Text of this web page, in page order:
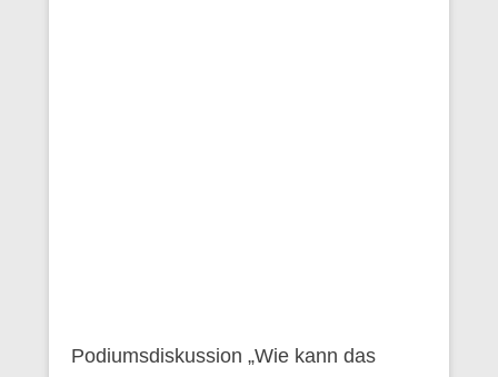
Podiumsdiskussion „Wie kann das